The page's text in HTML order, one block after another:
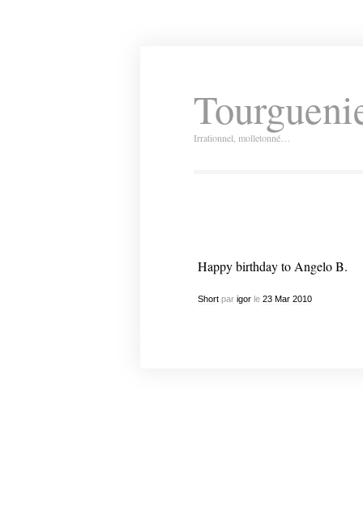
Irrationnel, molletonné…
Happy birthday to Angelo B.
Shortpar igorle 23 Mar 2010